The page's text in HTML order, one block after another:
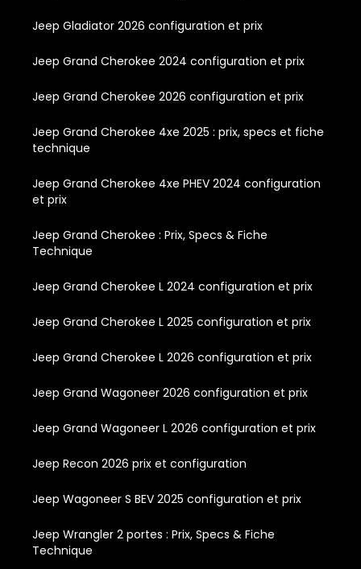
Jeep Gladiator 2026 configuration et prix
Jeep Grand Cherokee 2024 configuration et prix
Jeep Grand Cherokee 2026 configuration et prix
Jeep Grand Cherokee 4xe 2025 : prix, specs et fiche
technique
Jeep Grand Cherokee 4xe PHEV 2024 configuration
et prix
Jeep Grand Cherokee : Prix, Specs & Fiche
Technique
Jeep Grand Cherokee L 2024 configuration et prix
Jeep Grand Cherokee L 2025 configuration et prix
Jeep Grand Cherokee L 2026 configuration et prix
Jeep Grand Wagoneer 2026 configuration et prix
Jeep Grand Wagoneer L 2026 configuration et prix
Jeep Recon 2026 prix et configuration
Jeep Wagoneer S BEV 2025 configuration et prix
Jeep Wrangler 2 portes : Prix, Specs & Fiche
Technique